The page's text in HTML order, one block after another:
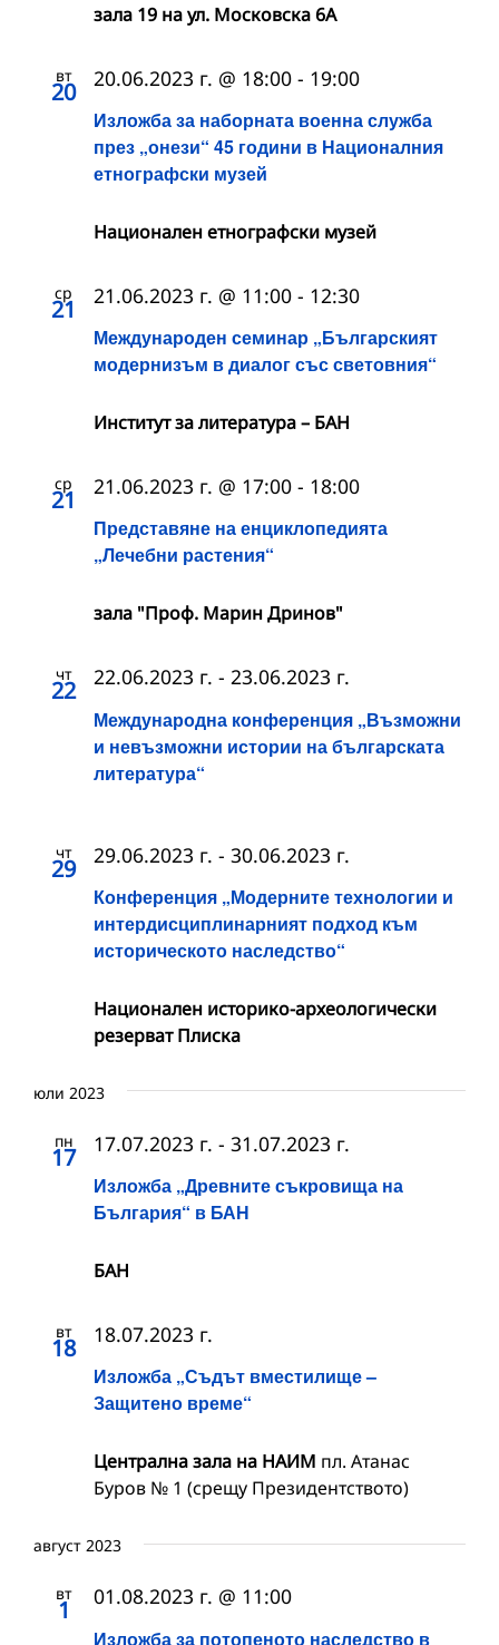
зала 19 на ул. Московска 6А
вт
20
Изложба за наборната военна служба
през „онези“ 45 години в Националния
етнографски музей
20.06.2023 г. @ 18:00 - 19:00
Национален етнографски музей
ср
21
Международен семинар „Българският
модернизъм в диалог със световния“
21.06.2023 г. @ 11:00 - 12:30
Институт за литература – БАН
ср
21
Представяне на енциклопедията
„Лечебни растения“
21.06.2023 г. @ 17:00 - 18:00
зала "Проф. Марин Дринов"
чт
22
Международна конференция „Възможни
и невъзможни истории на българската
литература“
22.06.2023 г. - 23.06.2023 г.
чт
29
Конференция „Модерните технологии и
интердисциплинарният подход към
историческото наследство“
29.06.2023 г. - 30.06.2023 г.
Национален историко-археологически
резерват Плиска
юли 2023
пн
17
Изложба „Древните съкровища на
България“ в БАН
17.07.2023 г. - 31.07.2023 г.
БАН
вт
18
Изложба „Съдът вместилище –
Защитено време“
18.07.2023 г.
Централна зала на НАИМ пл. Атанас
Буров № 1 (срещу Президентството)
август 2023
вт
1
Изложба за потопеното наследство в
01.08.2023 г. @ 11:00